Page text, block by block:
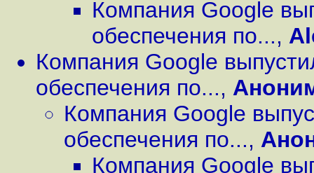
Компания Google
обеспечения по...,
Компания Google
обеспечения по...,
Компания Google
обеспечения по...,
Компания Google